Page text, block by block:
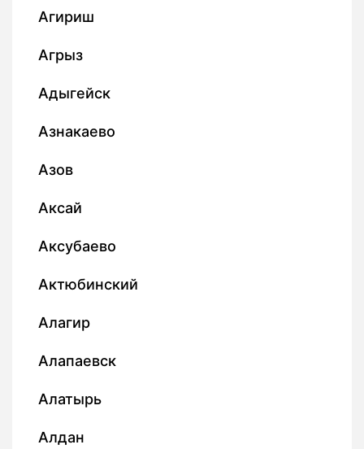
Агириш
Агрыз
Адыгейск
Азнакаево
Азов
Аксай
Аксубаево
Актюбинский
Алагир
Алапаевск
Алатырь
Алдан